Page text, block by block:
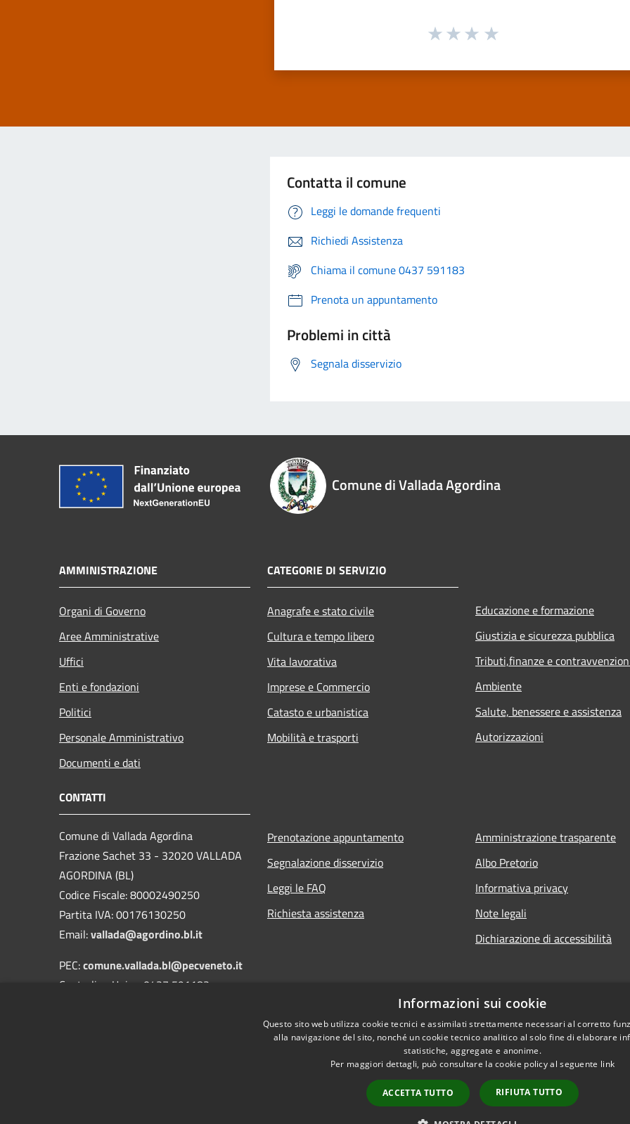
Contatta il comune
Leggi le domande frequenti
Richiedi Assistenza
Chiama il comune 0437 591183
Prenota un appuntamento
Problemi in città
Segnala disservizio
Comune di Vallada Agordina
AMMINISTRAZIONE
Organi di Governo
Aree Amministrative
Uffici
Enti e fondazioni
Politici
Personale Amministrativo
Documenti e dati
CATEGORIE DI SERVIZIO
Anagrafe e stato civile
Cultura e tempo libero
Vita lavorativa
Imprese e Commercio
Catasto e urbanistica
Mobilità e trasporti
Educazione e formazione
Giustizia e sicurezza pubblica
Tributi,finanze e
Ambiente
Salute, benessere e assistenza
Autorizzazioni
CONTATTI
Comune di Vallada Agordina
Frazione Sachet 33 - 32020 VALLADA
AGORDINA (BL)
Codice Fiscale: 80002490250
Partita IVA: 00176130250
Email:vallada@agordino.bl.it
PEC:comune.vallada.bl@pecveneto.it
Centralino Unico: 0437 591183
Prenotazione appuntamento
Segnalazione disservizio
Leggi le FAQ
Richiesta assistenza
Amministrazione trasparente
Albo Pretorio
Informativa privacy
Note legali
Dichiarazione di accessibilità
Copyright © 2026 •
Informazioni sui cookie
Questo sito web utilizza cookie tecnici e assimilati strettamente necessari al corretto
alla navigazione del sito, nonché un cookie tecnico analitico al solo fine di elaborare
statistiche, aggregate e anonime.
Per maggiori dettagli, può consultare la cookie policy al seguente link
ACCETTA TUTTO RIFIUTA TUTTO